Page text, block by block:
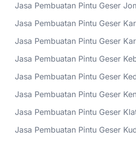
Jasa Pembuatan Pintu Geser
Jasa Pembuatan Pintu Geser
Jasa Pembuatan Pintu Geser
Jasa Pembuatan Pintu Geser
Jasa Pembuatan Pintu Geser
Jasa Pembuatan Pintu Geser
Jasa Pembuatan Pintu Geser
Jasa Pembuatan Pintu Geser